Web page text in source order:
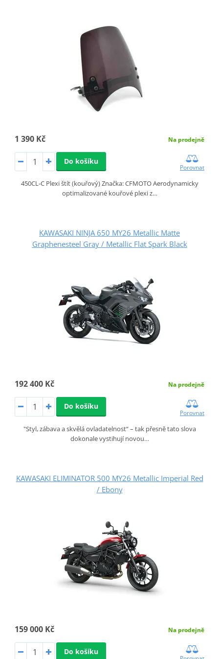
1 390 Kč Na prodejně
Do košíku
Porovnat
450CL‑C Plexi štít (kouřový) Značka: CFMOTO Aerodynamicky
optimalizované kouřové plexi z…
KAWASAKI NINJA 650 MY26 Metallic Matte
Graphenesteel Gray / Metallic Flat Spark Black
192 400 Kč Na prodejně
Do košíku
Porovnat
"Styl, zábava a skvělá ovladatelnost“ – tak přesně tato slova
dokonale vystihují novou…
KAWASAKI ELIMINATOR 500 MY26 Metallic Imperial Red
/ Ebony
159 000 Kč Na prodejně
Do košíku